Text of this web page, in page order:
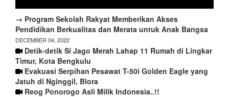
→ Program Sekolah Rakyat Memberikan Akses
Pendidikan Berkualitas dan Merata untuk Anak Bangsa
DECEMBER 04, 2022
Detik-detik Si Jago Merah Lahap 11 Rumah di Lingkar
Timur, Kota Bengkulu
Evakuasi Serpihan Pesawat T-50i Golden Eagle yang
Jatuh di Nginggil, Blora
Reog Ponorogo Asli Milik Indonesia..!!